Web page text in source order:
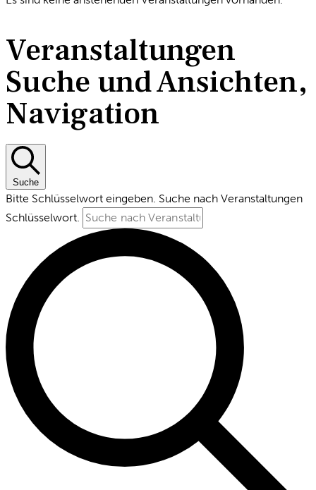
Veranstaltungen
Suche und Ansichten,
Navigation
Suche
Bitte Schlüsselwort eingeben. Suche nach Veranstaltungen
Schlüsselwort.